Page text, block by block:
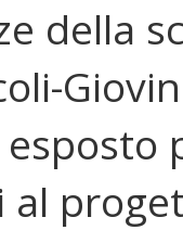
della
esposto
al